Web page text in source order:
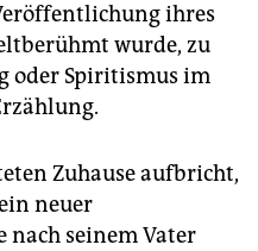
ihres
wurde, zu
oder Spiritismus im
Zuhause aufbricht,
neuer
nach seinem Vater